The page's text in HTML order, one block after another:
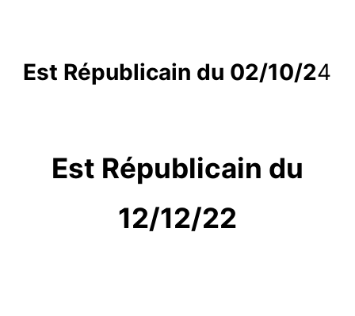
Est Républicain du 02/10/24
Est Républicain du
12/12/22